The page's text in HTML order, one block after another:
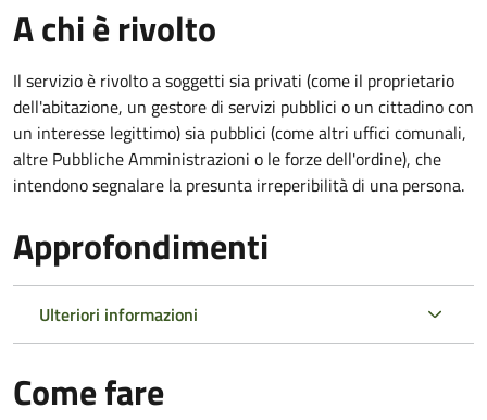
A chi è rivolto
Il servizio è rivolto a soggetti sia privati (come il proprietario
dell'abitazione, un gestore di servizi pubblici o un cittadino con
un interesse legittimo) sia pubblici (come altri uffici comunali,
altre Pubbliche Amministrazioni o le forze dell'ordine), che
intendono segnalare la presunta irreperibilità di una persona.
Approfondimenti
Ulteriori informazioni
Come fare